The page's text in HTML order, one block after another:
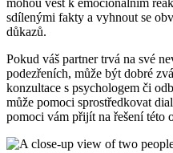
sdílenými fakty a vyhnout se
důkazů.
Pokud váš partner trvá na své
podezřeních, může být dobré
konzultace s psychologem či
může pomoci sprostředkovat
pomoci vám přijít na řešení této